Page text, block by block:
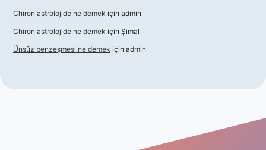
Chiron astrolojide ne demek için admin
Chiron astrolojide ne demek için Şimal
Ünsüz benzeşmesi ne demek için admin